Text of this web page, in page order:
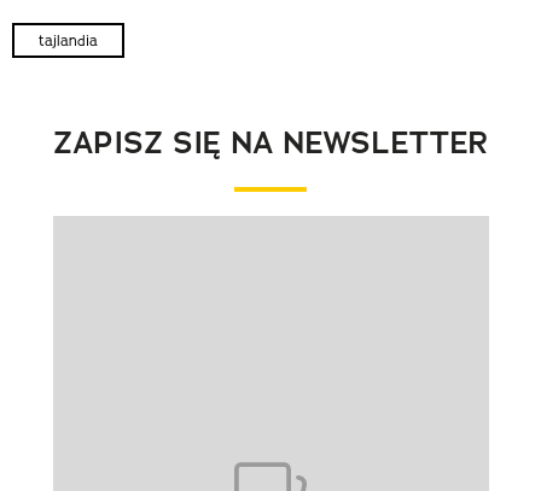
tajlandia
ZAPISZ SIĘ NA NEWSLETTER